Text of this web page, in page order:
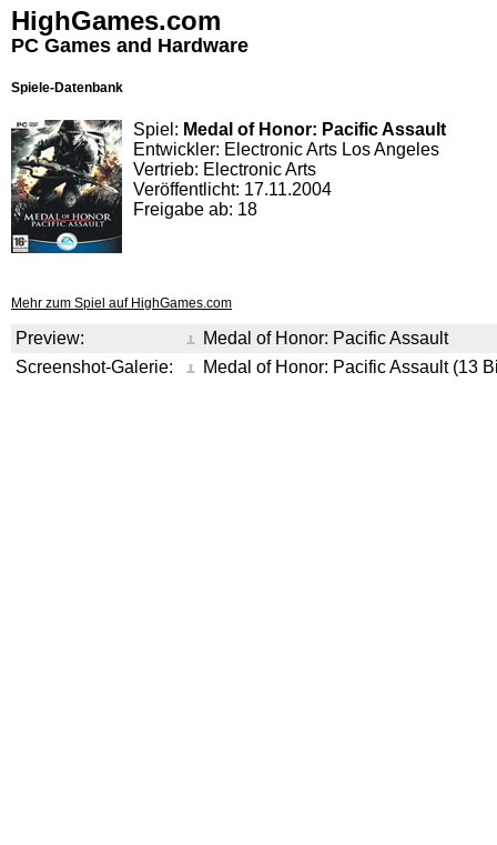
HighGames.com
PC Games and Hardware
Spiele-Datenbank
Spiel: Medal of Honor: Pacific Assault
Entwickler: Electronic Arts Los Angeles
Vertrieb: Electronic Arts
Veröffentlicht: 17.11.2004
Freigabe ab: 18
Mehr zum Spiel auf HighGames.com
Preview:
Medal of Honor: Pacific Assault
Screenshot-Galerie:
Medal of Honor: Pacific Assault (13